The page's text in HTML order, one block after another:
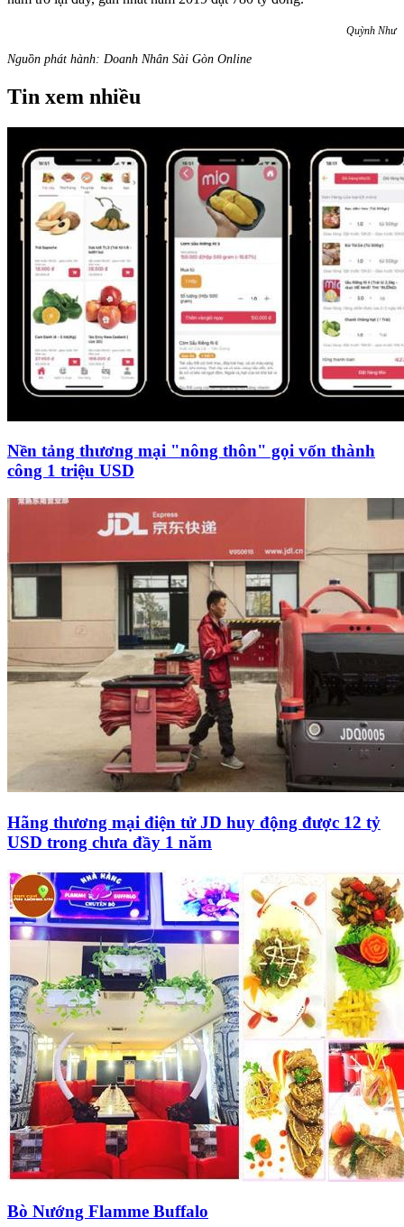
Quỳnh Như
Nguồn phát hành: Doanh Nhân Sài Gòn Online
Tin xem nhiều
Nền tảng thương mại "nông thôn" gọi vốn thành
công 1 triệu USD
Hãng thương mại điện tử JD huy động được 12 tỷ
USD trong chưa đầy 1 năm
Bò Nướng Flamme Buffalo